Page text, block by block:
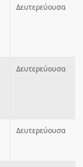
Δευτερεύουσα
Δευτερεύουσα
Δευτερεύουσα